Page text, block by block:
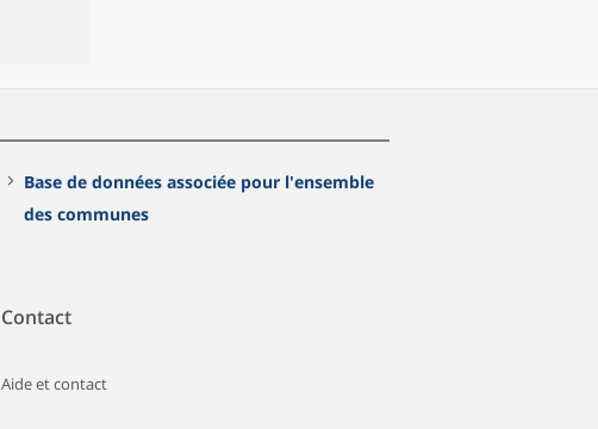
Base de données associée pour l'ensemble
des communes
Contact
Aide et contact